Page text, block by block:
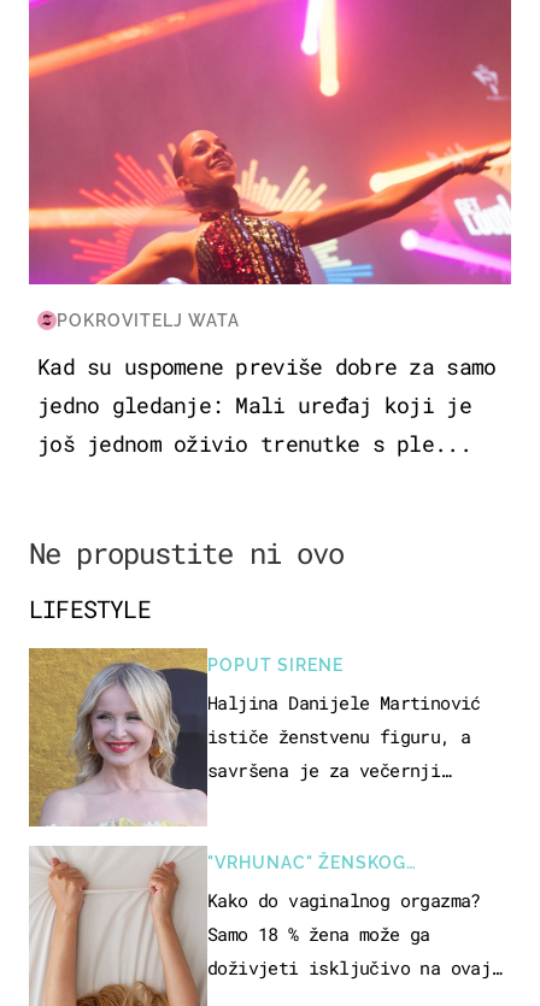
POKROVITELJ WATA
Kad su uspomene previše dobre za samo
jedno gledanje: Mali uređaj koji je
još jednom oživio trenutke s ple...
Ne propustite ni ovo
LIFESTYLE
POPUT SIRENE
Haljina Danijele Martinović
ističe ženstvenu figuru, a
savršena je za večernji
"VRHUNAC" ŽENSKOG
SEKSUALNOG ISKUSTVA
Kako do vaginalnog orgazma?
Samo 18 % žena može ga
doživjeti isključivo na ovaj